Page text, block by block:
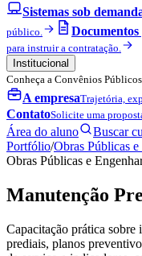
Sistemas sob
público.
para instruir a contratação.
Institucional
Conheça a Convênios Públicos
A empresaTrajetória,
ContatoSolicite uma
Área do aluno Buscar
Portfólio/Obras Públicas
Obras Públicas e
Manutenção
Capacitação prática sobre
prediais, planos